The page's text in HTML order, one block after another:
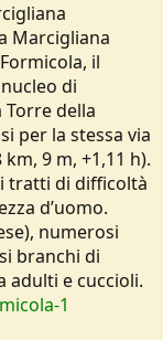
Marcigliana
il
di
Torre della
per la stessa via
9 m, +1,11 h).
tratti di difficoltà
d’uomo.
numerosi
branchi di
adulti e cuccioli.
1